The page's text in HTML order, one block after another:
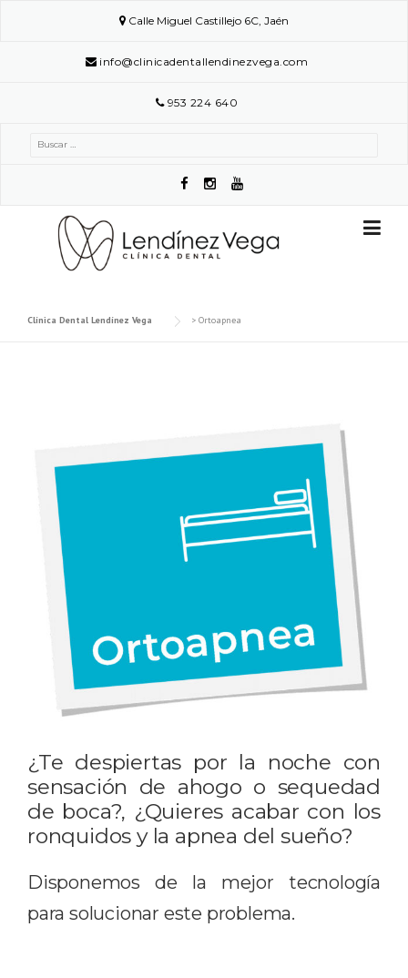
Calle Miguel Castillejo 6C, Jaén
info@clinicadentallendinezvega.com
953 224 640
Buscar:
Clínica Dental Lendínez Vega > Ortoapnea
¿Te despiertas por la noche con
sensación de ahogo o sequedad
de boca?, ¿Quieres acabar con los
ronquidos y la apnea del sueño?
Disponemos de la mejor tecnología
para solucionar este problema.